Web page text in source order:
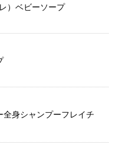
）ベビーソープ
身シャンプーフレイチ